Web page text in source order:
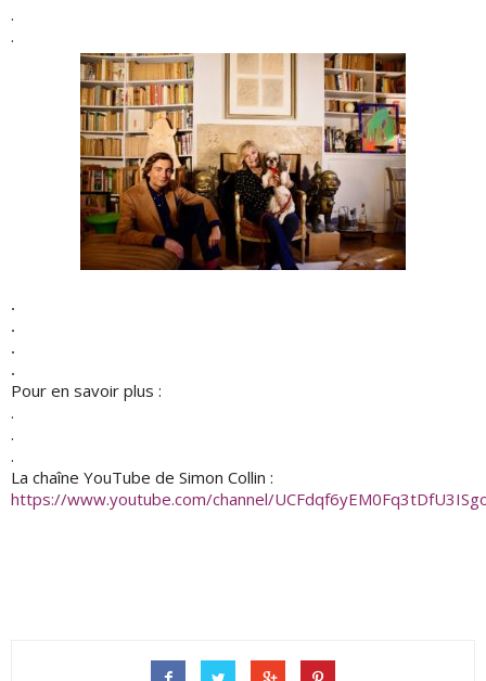
.
.
.
.
.
.
Pour en savoir plus :
.
.
.
La chaîne YouTube de Simon Collin :
https://www.youtube.com/channel/